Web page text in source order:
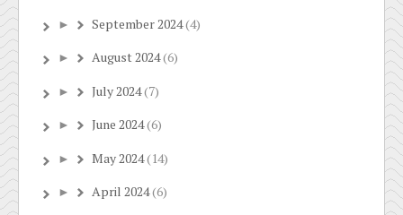
► September 2024(4)
► August 2024(6)
► July 2024(7)
► June 2024(6)
► May 2024(14)
► April 2024(6)